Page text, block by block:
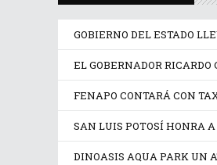
GOBIERNO DEL ESTADO
EL GOBERNADOR
FENAPO CONTARÁ CON
SAN LUIS POTOSÍ HONRA
DINOASIS AQUA PARK UN